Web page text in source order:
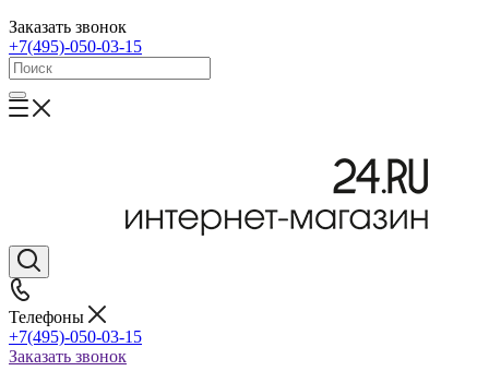
Заказать звонок
+7(495)-050-03-15
Телефоны
+7(495)-050-03-15
Заказать звонок